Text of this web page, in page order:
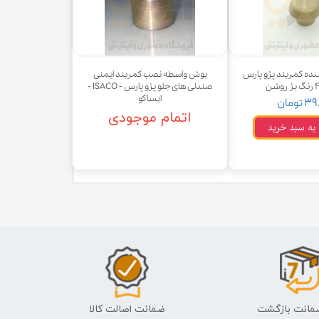
کمربند پژو پارس
به سبد خرید
بوش واسطه نصب کمربند ایمنی
صندلی های جلو پژو پارس - ISACO -
ایساکو
اتمام موجودی
ضمانت اصالت کالا